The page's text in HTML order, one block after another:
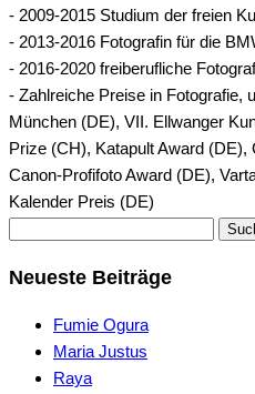
- 2009-2015 Studium der freien
- 2013-2016 Fotografin für die
- 2016-2020 freiberufliche
- Zahlreiche Preise in Fotografie,
München (DE), VII. Ellwanger
Prize (CH), Katapult Award (DE),
Canon-Profifoto Award (DE),
Kalender Preis (DE)
Neueste Beiträge
Fumie Ogura
Maria Justus
Raya